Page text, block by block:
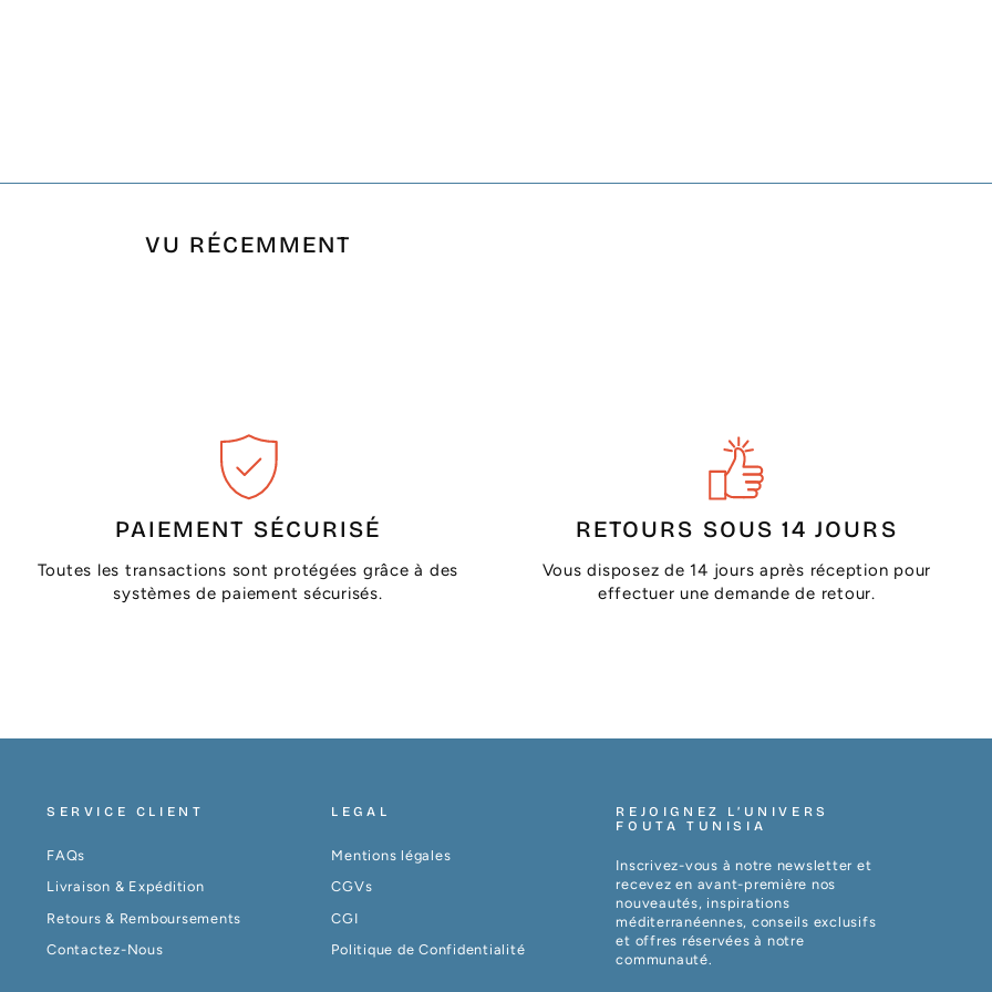
VU RÉCEMMENT
PAIEMENT SÉCURISÉ
Toutes les transactions sont protégées grâce à des
systèmes de paiement sécurisés.
RETOURS SOUS 14 JOURS
Vous disposez de 14 jours après réception pour
effectuer une demande de retour.
SERVICE CLIENT
FAQs
Livraison & Expédition
Retours & Remboursements
Contactez-Nous
LEGAL
Mentions légales
CGVs
CGI
Politique de Confidentialité
REJOIGNEZ L’UNIVERS
FOUTA TUNISIA
Inscrivez-vous à notre newsletter et
recevez en avant-première nos
nouveautés, inspirations
méditerranéennes, conseils exclusifs
et offres réservées à notre
communauté.